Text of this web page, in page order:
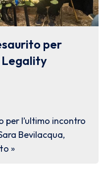
per
Legality
per l’ultimo incontro
Bevilacqua,
»